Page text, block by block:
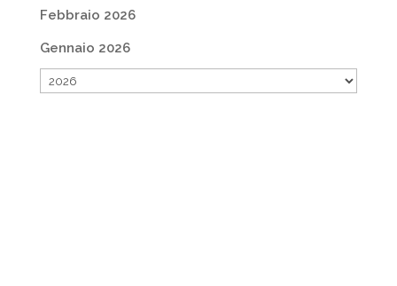
Febbraio 2026
Gennaio 2026